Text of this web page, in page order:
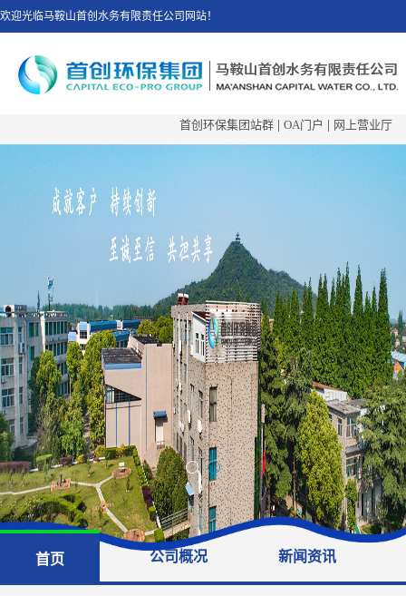
欢迎光临马鞍山首创水务有限责任公司网站！
首创环保集团站群 OA门户 网上营业厅
首页 公司概况 新闻资讯